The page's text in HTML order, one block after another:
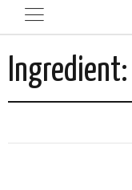
Ingredient: